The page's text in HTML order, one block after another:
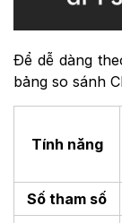
Để dễ dàng
bảng so sánh
Tính năng
Số tham số